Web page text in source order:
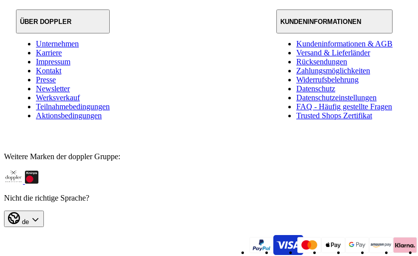
ÜBER DOPPLER
Unternehmen
Karriere
Impressum
Kontakt
Presse
Newsletter
Werksverkauf
Teilnahmebedingungen
Aktionsbedingungen
KUNDENINFORMATIONEN
Kundeninformationen & AGB
Versand & Lieferländer
Rücksendungen
Zahlungsmöglichkeiten
Widerrufsbelehrung
Datenschutz
Datenschutzeinstellungen
FAQ - Häufig gestellte Fragen
Trusted Shops Zertifikat
Weitere Marken der doppler Gruppe:
Nicht die richtige Sprache?
de